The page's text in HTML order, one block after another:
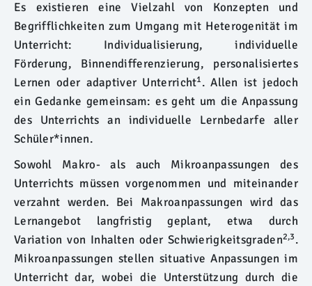
Es existieren eine Vielzahl von Konzepten und
Begrifflichkeiten zum Umgang mit Heterogenität im
Unterricht: Individualisierung, individuelle
Förderung, Binnendifferenzierung, personalisiertes
Lernen oder adaptiver Unterricht1. Allen ist jedoch
ein Gedanke gemeinsam: es geht um die Anpassung
des Unterrichts an individuelle Lernbedarfe aller
Schüler*innen.
Sowohl Makro- als auch Mikroanpassungen des
Unterrichts müssen vorgenommen und miteinander
verzahnt werden. Bei Makroanpassungen wird das
Lernangebot langfristig geplant, etwa durch
Variation von Inhalten oder Schwierigkeitsgraden2,3.
Mikroanpassungen stellen situative Anpassungen im
Unterricht dar, wobei die Unterstützung durch die